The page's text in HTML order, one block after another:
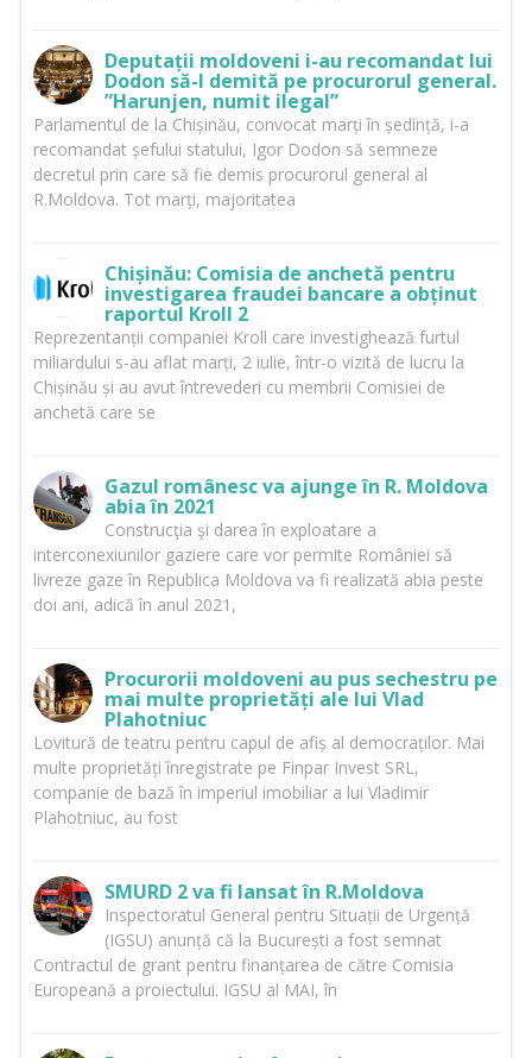
Deputații moldoveni i-au recomandat lui
Dodon să-l demită pe procurorul general.
”Harunjen, numit ilegal”
Parlamentul de la Chișinău, convocat marți în ședință, i-a
recomandat șefului statului, Igor Dodon să semneze
decretul prin care să fie demis procurorul general al
R.Moldova. Tot marți, majoritatea
Chișinău: Comisia de anchetă pentru
investigarea fraudei bancare a obținut
raportul Kroll 2
Reprezentanții companiei Kroll care investighează furtul
miliardului s-au aflat marți, 2 iulie, într-o vizită de lucru la
Chișinău și au avut întrevederi cu membrii Comisiei de
anchetă care se
Gazul românesc va ajunge în R. Moldova
abia în 2021
Construcţia şi darea în exploatare a
interconexiunilor gaziere care vor permite României să
livreze gaze în Republica Moldova va fi realizată abia peste
doi ani, adică în anul 2021,
Procurorii moldoveni au pus sechestru pe
mai multe proprietăți ale lui Vlad
Plahotniuc
Lovitură de teatru pentru capul de afiș al democraților. Mai
multe proprietăți înregistrate pe Finpar Invest SRL,
companie de bază în imperiul imobiliar a lui Vladimir
Plahotniuc, au fost
SMURD 2 va fi lansat în R.Moldova
Inspectoratul General pentru Situații de Urgență
(IGSU) anunță că la București a fost semnat
Contractul de grant pentru finanțarea de către Comisia
Europeană a proiectului. IGSU al MAI, în